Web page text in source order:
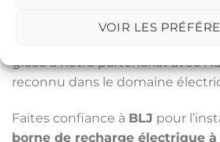
VOIR LES
métropole d’Amiens, nous
grâce à notre partenariat avec
reconnu dans le domaine
Faites confiance à BLJ pour
borne de recharge électrique